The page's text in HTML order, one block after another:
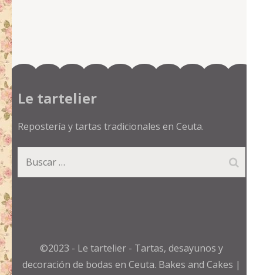
Le tartelier
Repostería y tartas tradicionales en Ceuta.
Buscar:
©2023 - Le tartelier - Tartas, desayunos y
decoración de bodas en Ceuta. Bakes and Cakes |